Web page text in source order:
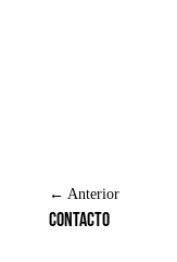
← Anterior
Contacto